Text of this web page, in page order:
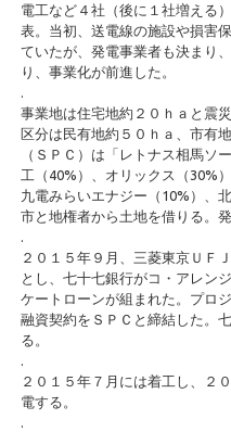
電工など４社（後に１社増える
表。当初、送電線の施設や損害
ていたが、発電事業者も決まり
り、事業化が前進した。
.
事業地は住宅地約２０ｈａと震
区分は民有地約５０ｈａ、市有
（ＳＰＣ）は「レトナス相馬ソ
工（40%）、オリックス（30%
九電みらいエナジー（10%）、
市と地権者から土地を借りる。
.
２０１５年９月、三菱東京ＵＦ
とし、七十七銀行がコ・アレン
ケートローンが組まれた。プロ
融資契約をＳＰＣと締結した。
る。
.
２０１５年７月には着工し、２
電する。
.